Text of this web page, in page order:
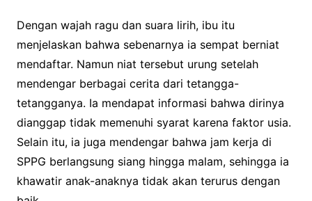
Dengan wajah ragu dan suara lirih, ibu itu
menjelaskan bahwa sebenarnya ia sempat berniat
mendaftar. Namun niat tersebut urung setelah
mendengar berbagai cerita dari tetangga-
tetangganya. Ia mendapat informasi bahwa dirinya
dianggap tidak memenuhi syarat karena faktor usia.
Selain itu, ia juga mendengar bahwa jam kerja di
SPPG berlangsung siang hingga malam, sehingga ia
khawatir anak-anaknya tidak akan terurus dengan